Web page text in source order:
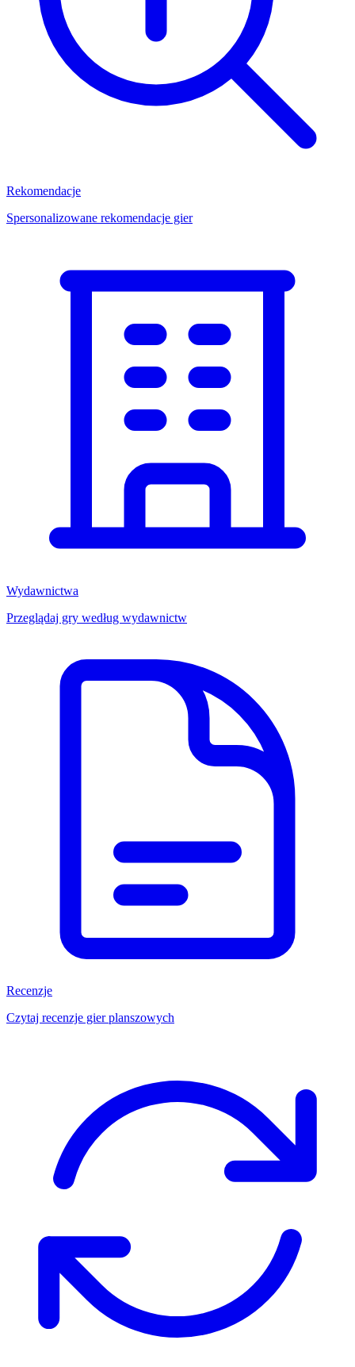
Rekomendacje
Spersonalizowane rekomendacje gier
Wydawnictwa
Przeglądaj gry według wydawnictw
Recenzje
Czytaj recenzje gier planszowych